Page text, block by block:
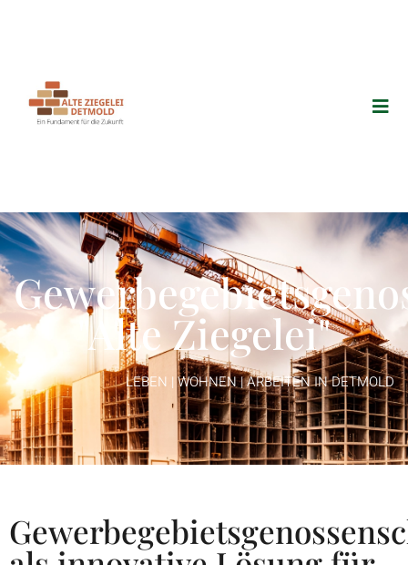
"Alte Ziegelei"
LEBEN | WOHNEN | ARBEITEN IN DETMOLD